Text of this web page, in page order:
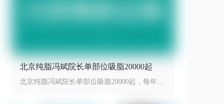
北京纯脂冯斌院长单部位吸脂20000起
北京纯脂冯斌院长单部位吸脂20000起，每年限